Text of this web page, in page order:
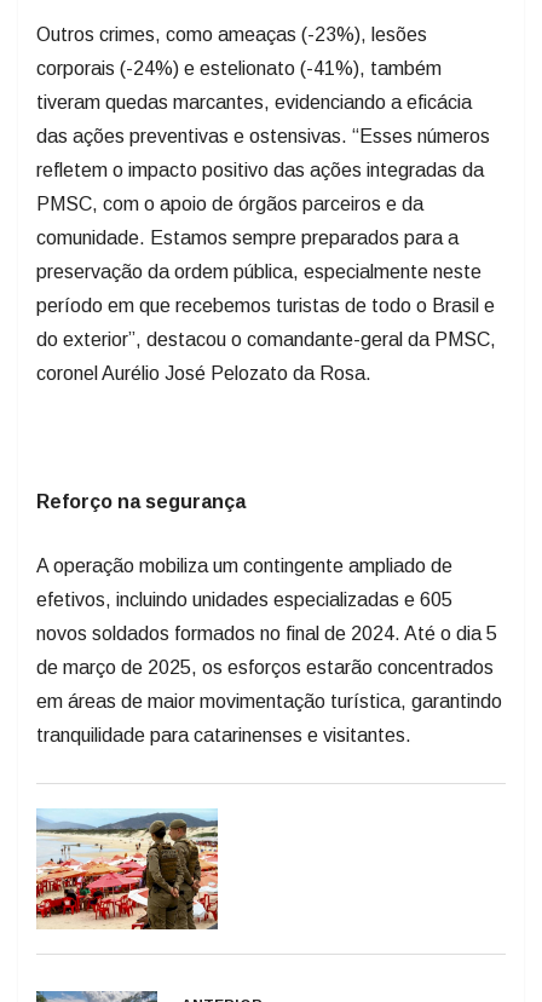
Outros crimes, como ameaças (-23%), lesões
corporais (-24%) e estelionato (-41%), também
tiveram quedas marcantes, evidenciando a eficácia
das ações preventivas e ostensivas. “Esses números
refletem o impacto positivo das ações integradas da
PMSC, com o apoio de órgãos parceiros e da
comunidade. Estamos sempre preparados para a
preservação da ordem pública, especialmente neste
período em que recebemos turistas de todo o Brasil e
do exterior”, destacou o comandante-geral da PMSC,
coronel Aurélio José Pelozato da Rosa.
Reforço na segurança
A operação mobiliza um contingente ampliado de
efetivos, incluindo unidades especializadas e 605
novos soldados formados no final de 2024. Até o dia 5
de março de 2025, os esforços estarão concentrados
em áreas de maior movimentação turística, garantindo
tranquilidade para catarinenses e visitantes.